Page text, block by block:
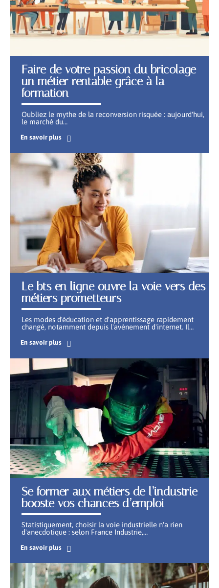
Faire de votre passion du bricolage
un métier rentable grâce à la
formation
Oubliez le mythe de la reconversion risquée : aujourd'hui,
le marché du…
En savoir plus
Le bts en ligne ouvre la voie vers des
métiers prometteurs
Les modes d'éducation et d'apprentissage rapidement
changé, notamment depuis l'avènement d'internet. Il…
En savoir plus
Se former aux métiers de l’industrie
booste vos chances d’emploi
Statistiquement, choisir la voie industrielle n'a rien
d'anecdotique : selon France Industrie,…
En savoir plus